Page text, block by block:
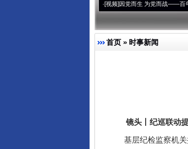
因党而生 为党而战——百年“纪”事⑧加强纪律..
首页 » 时事新闻
镜头丨纪巡联动提
基层纪检监察机关